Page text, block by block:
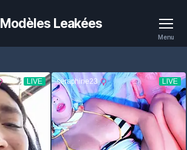
Modèles Leakées
Menu